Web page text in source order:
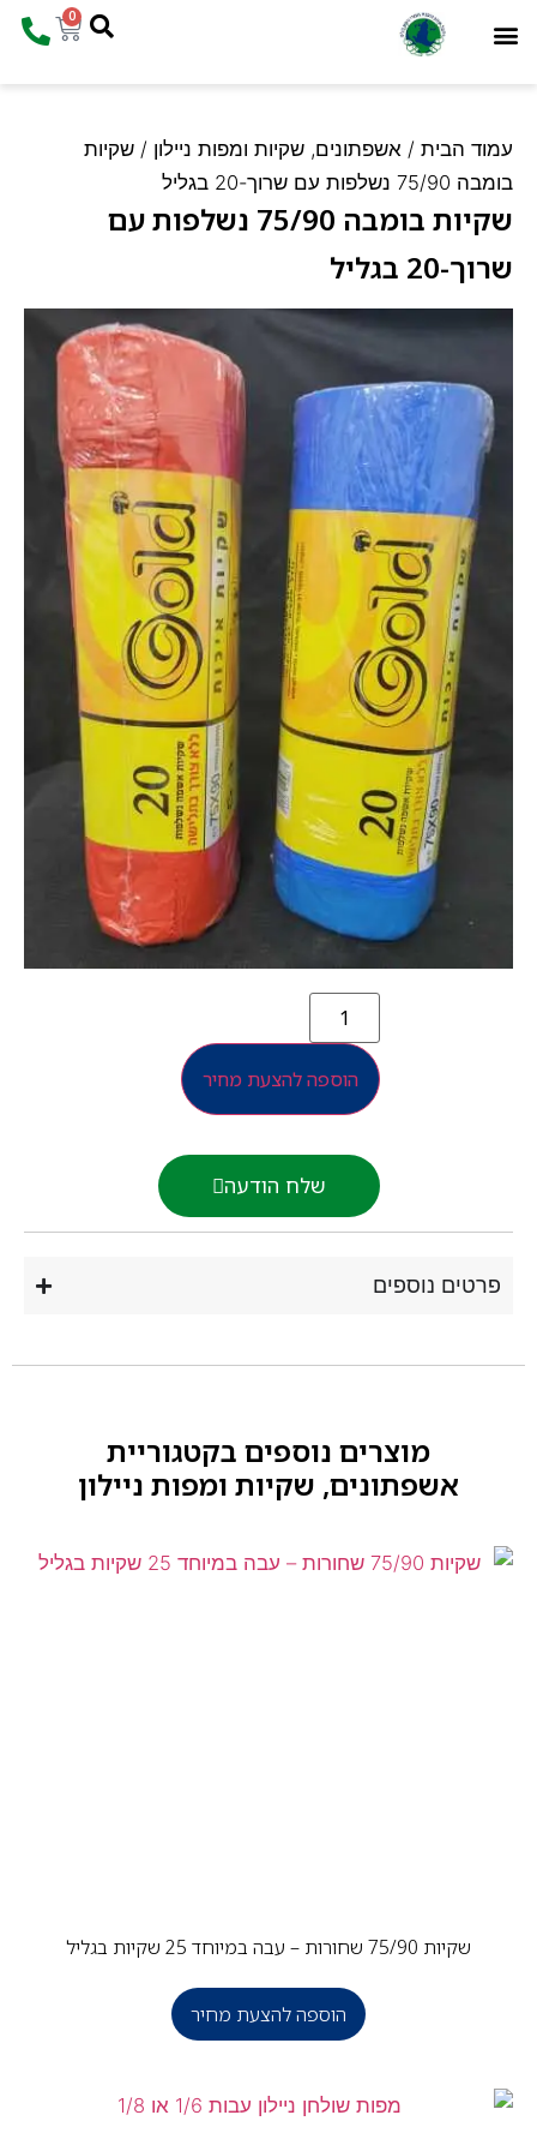
הבית /אשפתונים, שקיות ומפות ניילון/ שקיות
עם שרוך-20 בגליל
שקיות בומבה 75/90 נשלפות עם
בגליל
הוספה להצעת מחיר
שלח הודעה
נוספים
מוצרים נוספים בקטגוריית
אשפתונים, שקיות ומפות ניילון
שקיות 75/90 שחורות – עבה במיוחד 25 שקיות בגליל
הוספה להצעת מחיר